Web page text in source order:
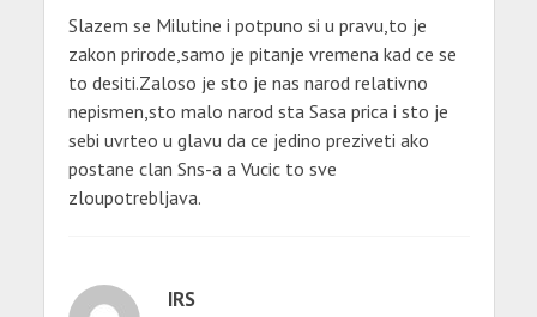
Slazem se Milutine i potpuno si u pravu,to je
zakon prirode,samo je pitanje vremena kad ce se
to desiti.Zaloso je sto je nas narod relativno
nepismen,sto malo narod sta Sasa prica i sto je
sebi uvrteo u glavu da ce jedino preziveti ako
postane clan Sns-a a Vucic to sve
zloupotrebljava.
IRS